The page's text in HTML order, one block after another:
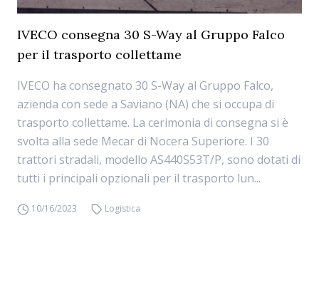
IVECO consegna 30 S-Way al Gruppo Falco
per il trasporto collettame
IVECO ha consegnato 30 S-Way al Gruppo Falco,
azienda con sede a Saviano (NA) che si occupa di
trasporto collettame. La cerimonia di consegna si è
svolta alla sede Mecar di Nocera Superiore. I 30
trattori stradali, modello AS440S53T/P, sono dotati di
tutti i principali opzionali per il trasporto lun...
10/16/2023 Logistica